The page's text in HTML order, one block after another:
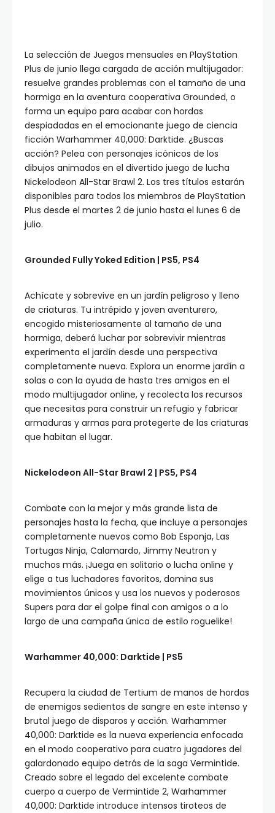
La selección de Juegos mensuales en PlayStation
Plus de junio llega cargada de acción multijugador:
resuelve grandes problemas con el tamaño de una
hormiga en la aventura cooperativa Grounded, o
forma un equipo para acabar con hordas
despiadadas en el emocionante juego de ciencia
ficción Warhammer 40,000: Darktide. ¿Buscas
acción? Pelea con personajes icónicos de los
dibujos animados en el divertido juego de lucha
Nickelodeon All-Star Brawl 2. Los tres títulos estarán
disponibles para todos los miembros de PlayStation
Plus desde el martes 2 de junio hasta el lunes 6 de
julio.
Grounded Fully Yoked Edition | PS5, PS4
Achícate y sobrevive en un jardín peligroso y lleno
de criaturas. Tu intrépido y joven aventurero,
encogido misteriosamente al tamaño de una
hormiga, deberá luchar por sobrevivir mientras
experimenta el jardín desde una perspectiva
completamente nueva. Explora un enorme jardín a
solas o con la ayuda de hasta tres amigos en el
modo multijugador online, y recolecta los recursos
que necesitas para construir un refugio y fabricar
armaduras y armas para protegerte de las criaturas
que habitan el lugar.
Nickelodeon All-Star Brawl 2 | PS5, PS4
Combate con la mejor y más grande lista de
personajes hasta la fecha, que incluye a personajes
completamente nuevos como Bob Esponja, Las
Tortugas Ninja, Calamardo, Jimmy Neutron y
muchos más. ¡Juega en solitario o lucha online y
elige a tus luchadores favoritos, domina sus
movimientos únicos y usa los nuevos y poderosos
Supers para dar el golpe final con amigos o a lo
largo de una campaña única de estilo roguelike!
Warhammer 40,000: Darktide | PS5
Recupera la ciudad de Tertium de manos de hordas
de enemigos sedientos de sangre en este intenso y
brutal juego de disparos y acción. Warhammer
40,000: Darktide es la nueva experiencia enfocada
en el modo cooperativo para cuatro jugadores del
galardonado equipo detrás de la saga Vermintide.
Creado sobre el legado del excelente combate
cuerpo a cuerpo de Vermintide 2, Warhammer
40,000: Darktide introduce intensos tiroteos de